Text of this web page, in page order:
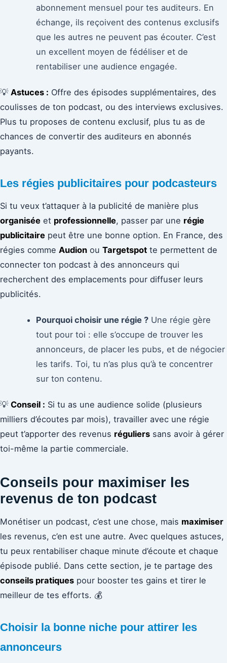
abonnement mensuel pour tes auditeurs. En
échange, ils reçoivent des contenus exclusifs
que les autres ne peuvent pas écouter. C’est
un excellent moyen de fédéliser et de
rentabiliser une audience engagée.
💡 Astuces : Offre des épisodes supplémentaires, des
coulisses de ton podcast, ou des interviews exclusives.
Plus tu proposes de contenu exclusif, plus tu as de
chances de convertir des auditeurs en abonnés
payants.
Les régies publicitaires pour podcasteurs
Si tu veux t’attaquer à la publicité de manière plus
organisée et professionnelle, passer par une régie
publicitaire peut être une bonne option. En France, des
régies comme Audion ou Targetspot te permettent de
connecter ton podcast à des annonceurs qui
recherchent des emplacements pour diffuser leurs
publicités.
Pourquoi choisir une régie ? Une régie gère
tout pour toi : elle s’occupe de trouver les
annonceurs, de placer les pubs, et de négocier
les tarifs. Toi, tu n’as plus qu’à te concentrer
sur ton contenu.
💡 Conseil : Si tu as une audience solide (plusieurs
milliers d’écoutes par mois), travailler avec une régie
peut t’apporter des revenus réguliers sans avoir à gérer
toi-même la partie commerciale.
Conseils pour maximiser les
revenus de ton podcast
Monétiser un podcast, c’est une chose, mais maximiser
les revenus, c’en est une autre. Avec quelques astuces,
tu peux rentabiliser chaque minute d’écoute et chaque
épisode publié. Dans cette section, je te partage des
conseils pratiques pour booster tes gains et tirer le
meilleur de tes efforts. 💰
Choisir la bonne niche pour attirer les
annonceurs